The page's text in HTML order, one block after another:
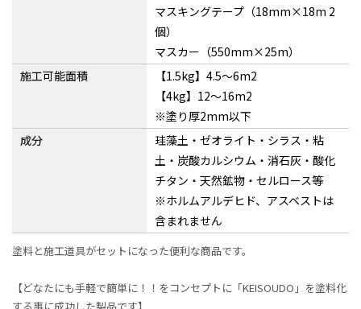
マスキングテープ（18mm×18m 2
個）
マスカー（550mm×25m）
施工可能面積
【1.5kg】4.5〜6m2
【4kg】12〜16m2
※塗り厚2mm以下
成分
珪藻土・ゼオライト・シラス・粘
土・炭酸カルシウム・消石灰・酸化
チタン・天然鉱物・セルロース等
※ホルムアルデヒド、アスベストは
含まれません
塗料と施工道具がセットになった便利な商品です。
【どなたにも手軽で簡単に！！をコンセプトに「KEISOUDO」を塗料化